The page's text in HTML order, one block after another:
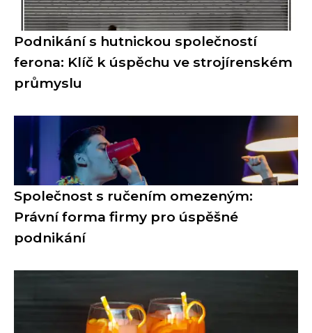
Podnikání s hutnickou společností
ferona: Klíč k úspěchu ve strojírenském
průmyslu
Společnost s ručením omezeným:
Právní forma firmy pro úspěšné
podnikání